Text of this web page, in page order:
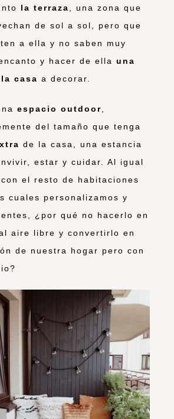
la terraza
, una zona que
de sol a sol, pero que
a ella y no saben muy
y hacer de ella una
casa a decorar.
espacio outdoor
del tamaño que tenga
de la casa, una estancia
estar y cuidar. Al igual
el resto de habitaciones
cuales personalizamos y
¿por qué no hacerlo en
aire libre y convertirlo en
de nuestra hogar pero con